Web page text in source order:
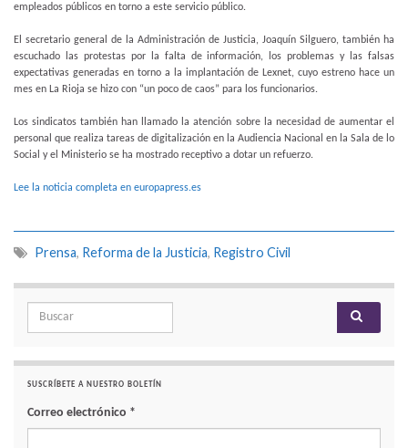
empleados públicos en torno a este servicio público.
El secretario general de la Administración de Justicia, Joaquín Silguero, también ha
escuchado las protestas por la falta de información, los problemas y las falsas
expectativas generadas en torno a la implantación de Lexnet, cuyo estreno hace un
mes en La Rioja se hizo con “un poco de caos” para los funcionarios.
Los sindicatos también han llamado la atención sobre la necesidad de aumentar el
personal que realiza tareas de digitalización en la Audiencia Nacional en la Sala de lo
Social y el Ministerio se ha mostrado receptivo a dotar un refuerzo.
Lee la noticia completa en europapress.es
Prensa, Reforma de la Justicia, Registro Civil
Search for:
SUSCRÍBETE A NUESTRO BOLETÍN
Correo electrónico *